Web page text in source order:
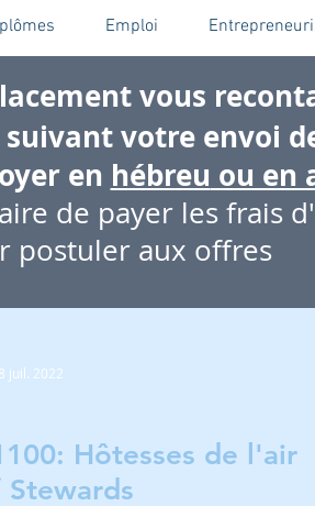
Emploi
vous
votre envoi
en hébreu ou en
de payer les frais
postuler aux offres
juil. 2022
Hôtesses de l'air
Stewards